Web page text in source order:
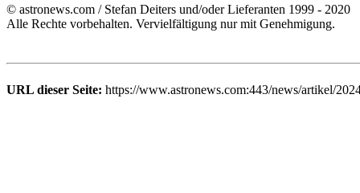
© astronews.com / Stefan Deiters und/oder Lieferanten 1999 - 2020
Alle Rechte vorbehalten. Vervielfältigung nur mit Genehmigung.
URL dieser Seite: https://www.astronews.com:443/news/artikel/